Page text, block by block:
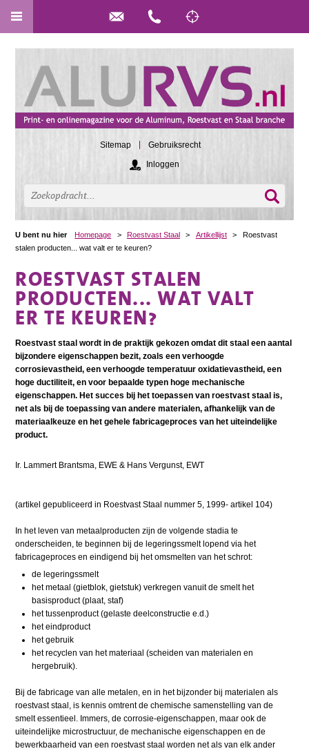
Sitemap
Gebruiksrecht
Inloggen
U bent nu hier Homepage > Roestvast Staal > Artikellijst >
Roestvast
stalen producten... wat valt er te keuren?
ROESTVAST STALEN
PRODUCTEN... WAT VALT
ER TE KEUREN?
Roestvast staal wordt in de praktijk gekozen omdat dit staal een aantal
bijzondere eigenschappen bezit, zoals een verhoogde
corrosievastheid, een verhoogde temperatuur oxidatievastheid, een
hoge ductiliteit, en voor bepaalde typen hoge mechanische
eigenschappen. Het succes bij het toepassen van roestvast staal is,
net als bij de toepassing van andere materialen, afhankelijk van de
materiaalkeuze en het gehele fabricageproces van het uiteindelijke
product.
Ir. Lammert Brantsma, EWE & Hans Vergunst, EWT
(artikel gepubliceerd in Roestvast Staal nummer 5, 1999- artikel 104)
In het leven van metaalproducten zijn de volgende stadia te
onderscheiden, te beginnen bij de legeringssmelt lopend via het
fabricageproces en eindigend bij het omsmelten van het schrot:
de legeringssmelt
het metaal (gietblok, gietstuk) verkregen vanuit de smelt het
basisproduct (plaat, staf)
het tussenproduct (gelaste deelconstructie e.d.)
het eindproduct
het gebruik
het recyclen van het materiaal (scheiden van materialen en
hergebruik).
Bij de fabricage van alle metalen, en in het bijzonder bij materialen als
roestvast staal, is kennis omtrent de chemische samenstelling van de
smelt essentieel. Immers, de corrosie-eigenschappen, maar ook de
uiteindelijke microstructuur, de mechanische eigenschappen en de
bewerkbaarheid van een roestvast staal worden net als van elk ander